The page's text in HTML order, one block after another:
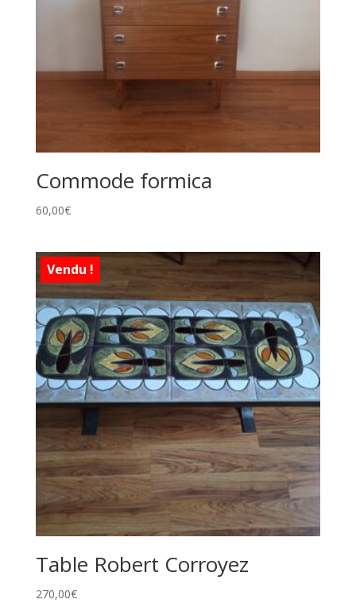
Commode formica
60,00€
Vendu !
Table Robert Corroyez
270,00€